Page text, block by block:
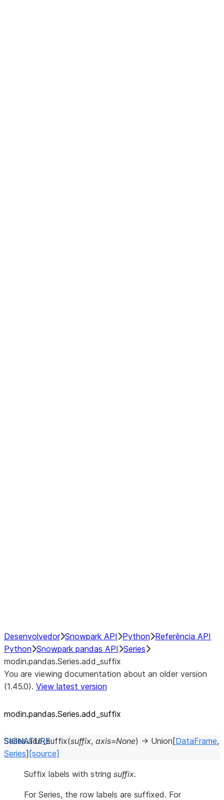
Desenvolvedor Snowpark API Python Referência API
Python Snowpark pandas API Series
modin.pandas.Series.add_suffix
You are viewing documentation about an older version
(1.45.0). View latest version
modin.pandas.Series.add_ suffix
Series.add_suffix(suffix, axis=None) → Union [DataFrame,
Series] [source]
Suffix labels with string suffix.
For Series, the row labels are suffixed. For